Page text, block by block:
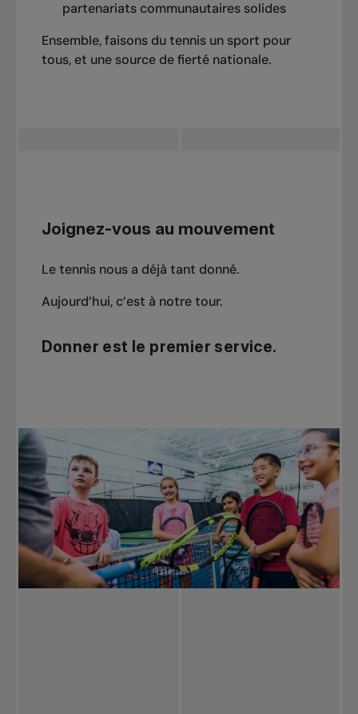
partenariats communautaires solides
Ensemble, faisons du tennis un sport pour
tous, et une source de fierté nationale.
Joignez-vous au mouvement
Le tennis nous a déjà tant donné.
Aujourd’hui, c’est à notre tour.
Donner est le premier service.